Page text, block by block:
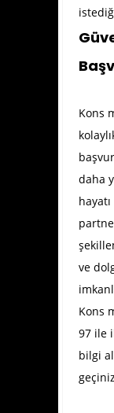
Kons
daha
ve
Kons
97 ile
bilgi